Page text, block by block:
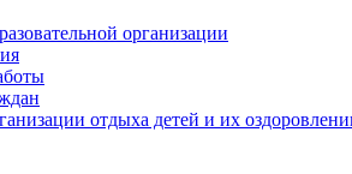
организации
отдыха детей и их